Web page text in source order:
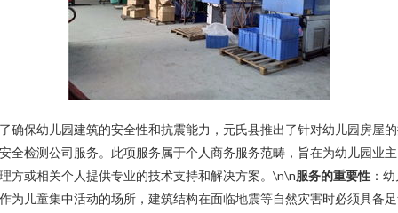
确保幼儿园建筑的安全性和抗震能力，元氏县推出了针对幼儿园房屋
全检测公司服务。此项服务属于个人商务服务范畴，旨在为幼儿园业
方或相关个人提供专业的技术支持和解决方案。\n\n服务的重要性 ：
为儿童集中活动的场所，建筑结构在面临地震等自然灾害时必须具备